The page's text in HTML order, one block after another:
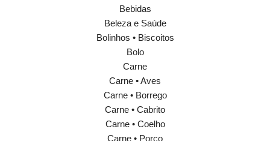
Bebidas
Beleza e Saúde
Bolinhos • Biscoitos
Bolo
Carne
Carne • Aves
Carne • Borrego
Carne • Cabrito
Carne • Coelho
Carne • Porco